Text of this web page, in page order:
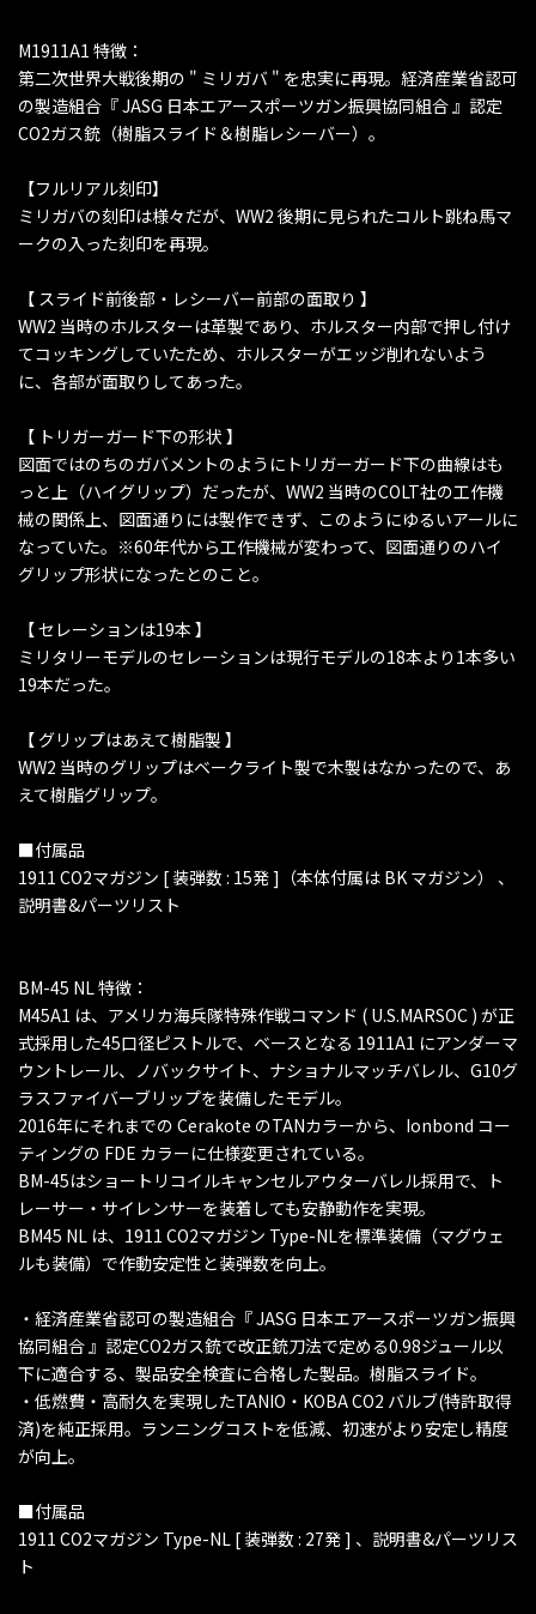
M1911A1 特徴：
第二次世界大戦後期の " ミリガバ " を忠実に再現。経済産業省認可
の製造組合『 JASG 日本エアースポーツガン振興協同組合 』認定
CO2ガス銃（樹脂スライド＆樹脂レシーバー）。
【フルリアル刻印】
ミリガバの刻印は様々だが、WW2 後期に見られたコルト跳ね馬マ
ークの入った刻印を再現。
【 スライド前後部・レシーバー前部の面取り 】
WW2 当時のホルスターは革製であり、ホルスター内部で押し付け
てコッキングしていたため、ホルスターがエッジ削れないよう
に、各部が面取りしてあった。
【 トリガーガード下の形状 】
図面ではのちのガバメントのようにトリガーガード下の曲線はも
っと上（ハイグリップ）だったが、WW2 当時のCOLT社の工作機
械の関係上、図面通りには製作できず、このようにゆるいアールに
なっていた。※60年代から工作機械が変わって、図面通りのハイ
グリップ形状になったとのこと。
【 セレーションは19本 】
ミリタリーモデルのセレーションは現行モデルの18本より1本多い
19本だった。
【 グリップはあえて樹脂製 】
WW2 当時のグリップはベークライト製で木製はなかったので、あ
えて樹脂グリップ。
■付属品
1911 CO2マガジン [ 装弾数 : 15発 ]（本体付属は BK マガジン） 、
説明書&パーツリスト
BM-45 NL 特徴：
M45A1 は、アメリカ海兵隊特殊作戦コマンド ( U.S.MARSOC ) が正
式採用した45口径ピストルで、ベースとなる 1911A1 にアンダーマ
ウントレール、ノバックサイト、ナショナルマッチバレル、G10グ
ラスファイバーブリップを装備したモデル。
2016年にそれまでの Cerakote のTANカラーから、Ionbond コー
ティングの FDE カラーに仕様変更されている。
BM-45はショートリコイルキャンセルアウターバレル採用で、ト
レーサー・サイレンサーを装着しても安静動作を実現。
BM45 NL は、1911 CO2マガジン Type-NLを標準装備（マグウェ
ルも装備）で作動安定性と装弾数を向上。
・経済産業省認可の製造組合『 JASG 日本エアースポーツガン振興
協同組合 』認定CO2ガス銃で改正銃刀法で定める0.98ジュール以
下に適合する、製品安全検査に合格した製品。樹脂スライド。
・低燃費・高耐久を実現したTANIO・KOBA CO2 バルブ(特許取得
済)を純正採用。ランニングコストを低減、初速がより安定し精度
が向上。
■付属品
1911 CO2マガジン Type-NL [ 装弾数 : 27発 ] 、説明書&パーツリス
ト